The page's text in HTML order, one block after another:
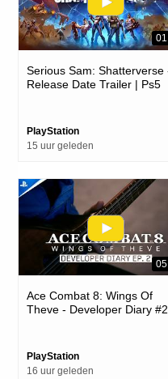
Serious Sam: Shatterverse
Release Date Trailer | Ps5
PlayStation
15 uur geleden
Ace Combat 8: Wings Of
Theve - Developer Diary
PlayStation
16 uur geleden